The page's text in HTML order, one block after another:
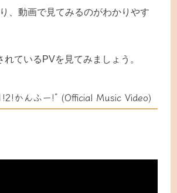
、動画で見てみるのがわかりやす
ているPVを見てみましょう。
かんふー!” (Official Music Video)